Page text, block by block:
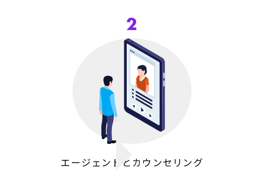
2
エージェント とカウンセリング